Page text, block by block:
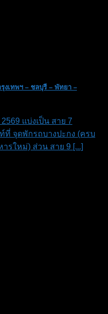
งเทพฯ – ชลบุรี – พัทยา –
แบ่งเป็น สาย 7
ที่ จุดพักรถบางปะกง (ครบ
รใหม่) ส่วน สาย 9 [...]